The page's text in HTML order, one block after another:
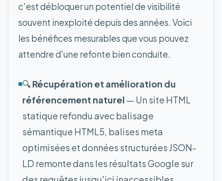
c'est débloquer un potentiel de visibilité
souvent inexploité depuis des années. Voici
les bénéfices mesurables que vous pouvez
attendre d'une refonte bien conduite.
🔍Récupération et amélioration du
référencement naturel — Un site HTML
statique refondu avec balisage
sémantique HTML5, balises meta
optimisées et données structurées JSON-
LD remonte dans les résultats Google sur